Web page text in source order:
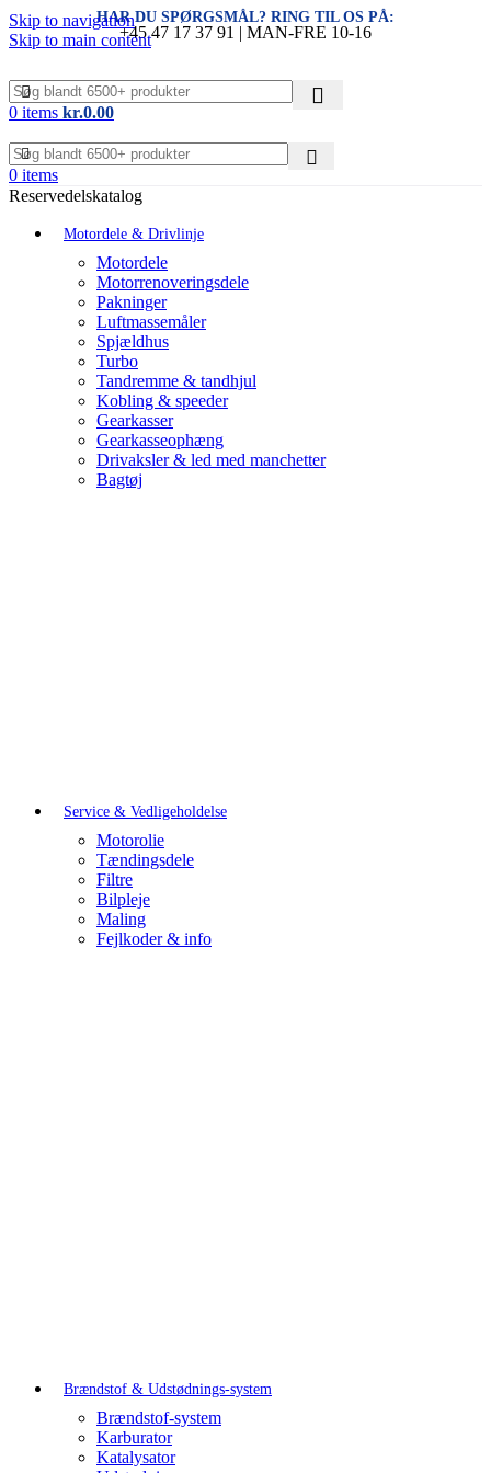
Skip to navigation
Skip to main content
HAR DU SPØRGSMÅL? RING TIL OS PÅ:
+45 47 17 37 91 | MAN-FRE 10-16
0 items kr.0.00
0 items
Reservedelskatalog
Motordele & Drivlinje
Motordele
Motorrenoveringsdele
Pakninger
Luftmassemåler
Spjældhus
Turbo
Tandremme & tandhjul
Kobling & speeder
Gearkasser
Gearkasseophæng
Drivaksler & led med manchetter
Bagtøj
Service & Vedligeholdelse
Motorolie
Tændingsdele
Filtre
Bilpleje
Maling
Fejlkoder & info
Brændstof & Udstødnings-system
Brændstof-system
Karburator
Katalysator